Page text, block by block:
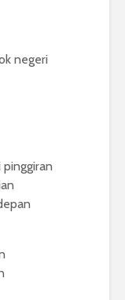
negeri